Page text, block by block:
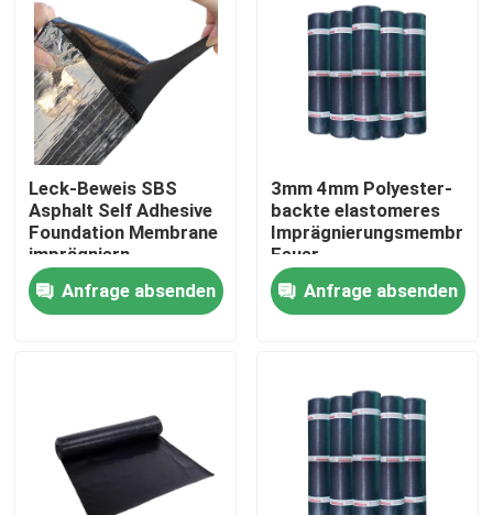
Kontakte
Produkte
Videos
Wärmedämmungs-Materialien
Wärmedämmungs-Glaswolle
Sandwichplatte aus Steinwolle
Polyurethan-Sandwichplatte
Leck-Beweis SBS
Asphalt Self Adhesive
Foundation Membrane
imprägniern
Anfrage absenden
3mm 4mm Polyester-
backte elastomeres
Imprägnierungsmembran-
Feuer
Anfrage absenden